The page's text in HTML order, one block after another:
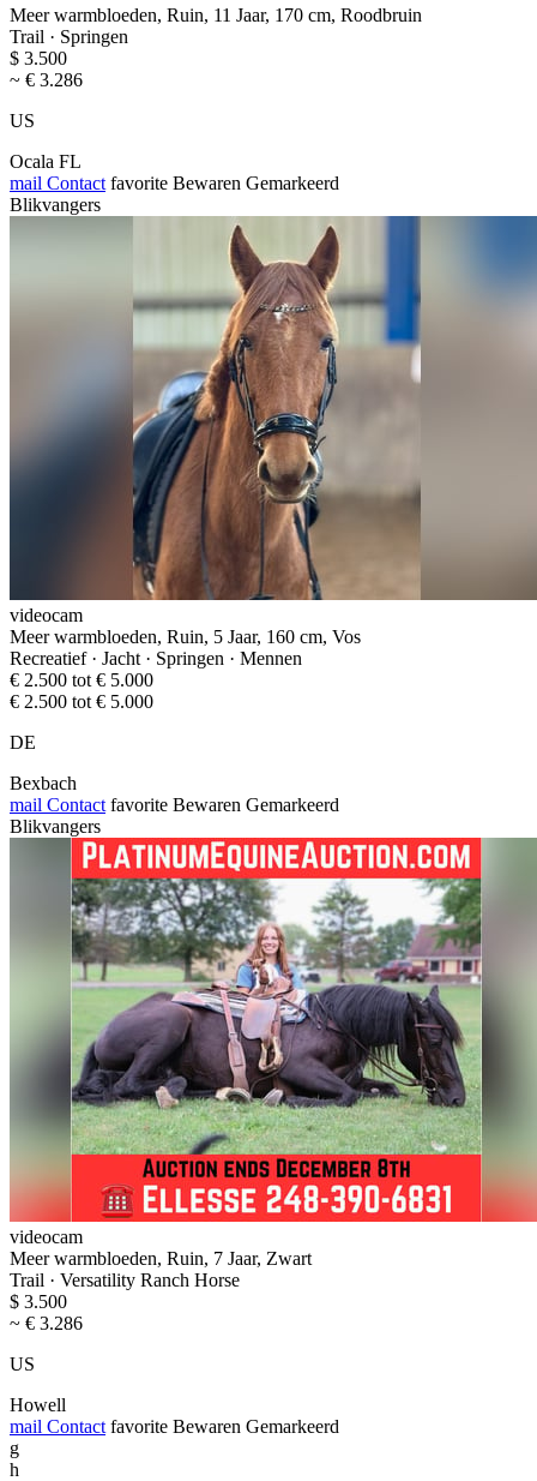
Meer warmbloeden, Ruin, 11 Jaar, 170 cm, Roodbruin
Trail · Springen
$ 3.500
~ € 3.286
US
Ocala FL
mail Contact favorite Bewaren Gemarkeerd
Blikvangers
videocam
Meer warmbloeden, Ruin, 5 Jaar, 160 cm, Vos
Recreatief · Jacht · Springen · Mennen
€ 2.500 tot € 5.000
€ 2.500 tot € 5.000
DE
Bexbach
mail Contact favorite Bewaren Gemarkeerd
Blikvangers
videocam
Meer warmbloeden, Ruin, 7 Jaar, Zwart
Trail · Versatility Ranch Horse
$ 3.500
~ € 3.286
US
Howell
mail Contact favorite Bewaren Gemarkeerd
g
h